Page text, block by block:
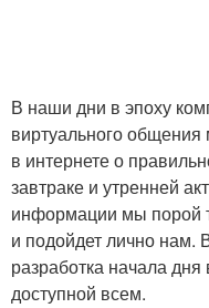
В наши дни в эпоху
виртуального
в интернете о
завтраке и утренней
информации мы порой
и подойдет лично нам.
разработка начала
доступной всем.